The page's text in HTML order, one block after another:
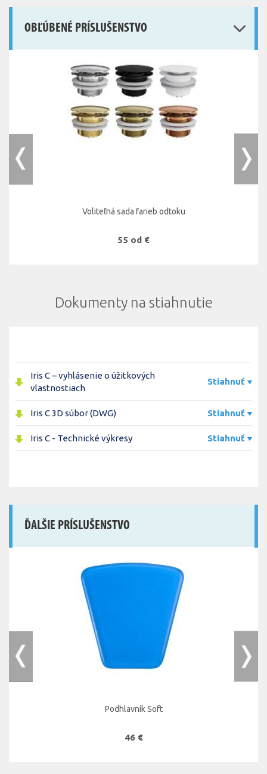
OBĽÚBENÉ PRÍSLUŠENSTVO
Voliteľná sada farieb odtoku
55 od €
Dokumenty na stiahnutie
Iris C – vyhlásenie o úžitkových
vlastnostiach
Stiahnuť
Iris C 3D súbor (DWG) Stiahnuť
Iris C - Technické výkresy Stiahnuť
ĎALŠIE PRÍSLUŠENSTVO
Podhlavník Soft
46 €